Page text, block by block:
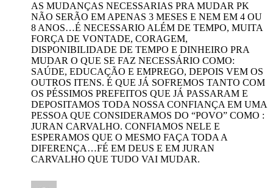
AS MUDANÇAS NECESSARIAS PRA MUDAR PK
NÃO SERÃO EM APENAS 3 MESES E NEM EM 4 OU
8 ANOS…É NECESSARIO ALÉM DE TEMPO, MUITA
FORÇA DE VONTADE, CORAGEM,
DISPONIBILIDADE DE TEMPO E DINHEIRO PRA
MUDAR O QUE SE FAZ NECESSÁRIO COMO:
SAÚDE, EDUCAÇÃO E EMPREGO, DEPOIS VEM OS
OUTROS ITENS. É QUE JÁ SOFREMOS TANTO COM
OS PÉSSIMOS PREFEITOS QUE JÁ PASSARAM E
DEPOSITAMOS TODA NOSSA CONFIANÇA EM UMA
PESSOA QUE CONSIDERAMOS DO “POVO” COMO :
JURAN CARVALHO. CONFIAMOS NELE E
ESPERAMOS QUE O MESMO FAÇA TODA A
DIFERENÇA…FÉ EM DEUS E EM JURAN
CARVALHO QUE TUDO VAI MUDAR.